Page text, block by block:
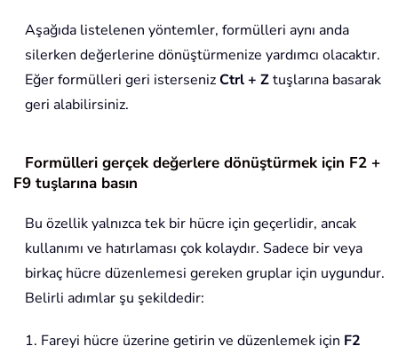
Aşağıda listelenen yöntemler, formülleri aynı anda
silerken değerlerine dönüştürmenize yardımcı olacaktır.
Eğer formülleri geri istersenizCtrl + Ztuşlarına basarak
geri alabilirsiniz.
Formülleri gerçek değerlere dönüştürmek için F2 +
F9 tuşlarına basın
Bu özellik yalnızca tek bir hücre için geçerlidir, ancak
kullanımı ve hatırlaması çok kolaydır. Sadece bir veya
birkaç hücre düzenlemesi gereken gruplar için uygundur.
Belirli adımlar şu şekildedir:
1. Fareyi hücre üzerine getirin ve düzenlemek için F2